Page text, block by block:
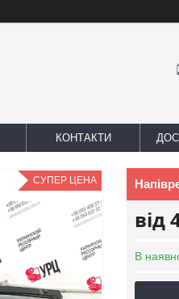
КОНТАКТИ
СУПЕР ЦЕНА
від
В